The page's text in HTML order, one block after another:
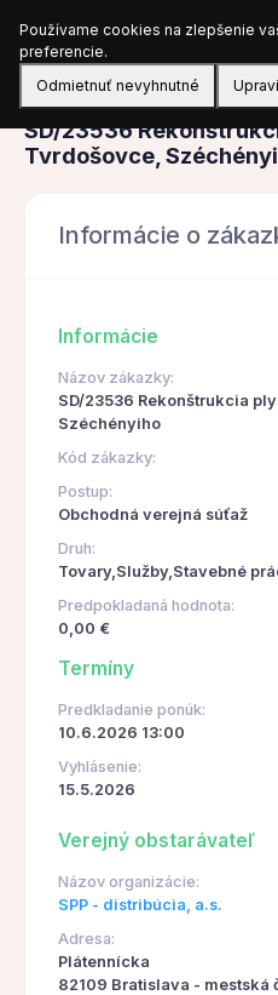
Obstarávanie
SD/23536
Tvrdošovce,
Informácie o
Informácie
Názov zákazky:
SD/23536 Rekonštrukcia
Széchényiho
Kód zákazky:
Postup:
Obchodná verejná súťaž
Druh:
Tovary,Služby,Stavebné
Predpokladaná hodnota:
0,00 €
Termíny
Predkladanie ponúk:
10.6.2026 13:00
Vyhlásenie:
15.5.2026
Verejný obstarávateľ
Názov organizácie:
SPP - distribúcia, a.s.
Adresa:
Plátennícka
82109 Bratislava - mestská
Používame cookies na zlepšenie
preferencie.
Odmietnuť nevyhnutné